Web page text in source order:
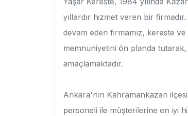
yıllardır hizmet veren bir
devam eden firmamız, kereste
memnuniyetini ön planda
amaçlamaktadır.
Ankara'nın Kahramankazan
personeli ile müşterilerine en iyi